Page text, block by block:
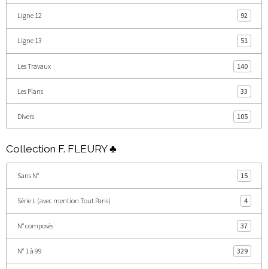
Ligne 12 92
Ligne 13 51
Les Travaux 140
Les Plans 33
Divers 105
Collection F. FLEURY ♣
Sans N° 15
Série L (avec mention Tout Paris) 4
N° composés 37
N° 1 à 99 329